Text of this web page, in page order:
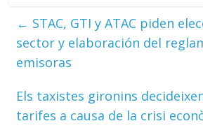
← STAC, GTI y ATAC piden
sector y elaboración del
emisoras
Els taxistes gironins
tarifes a causa de la crisi